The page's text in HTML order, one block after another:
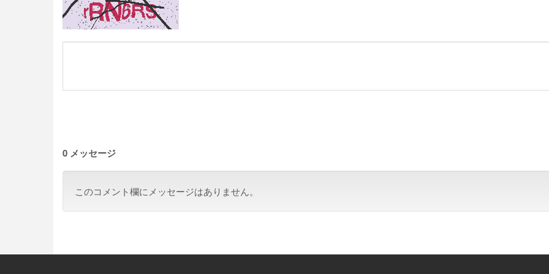
0 メッセージ
このコメント欄にメッセージはありません。